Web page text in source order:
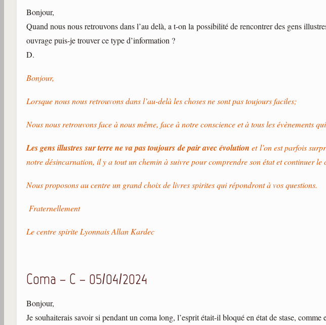
Bonjour,
Quand nous nous retrouvons dans l’au delà, a t-on la possibilité de rencontrer des gens
ouvrage puis-je trouver ce type d’information ?
D.
Bonjour,
Lorsque nous nous retrouvons dans l’au-delà les choses ne sont pas toujours faciles;
Nous nous retrouvons face à nous même, face à notre conscience et à tous les
Les gens illustres sur terre ne va pas toujours de pair avec évolution et l’on est parfois
notre désincarnation, il y a tout un chemin à suivre pour comprendre son état et continuer le
Nous proposons au centre un grand choix de livres spirites qui répondront à vos questions.
Fraternellement
Le centre spirite Lyonnais Allan Kardec
Coma – C – 05/04/2024
Bonjour,
Je souhaiterais savoir si pendant un coma long, l’esprit était-il bloqué en état de stase,